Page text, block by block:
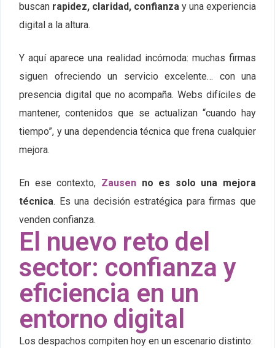
buscan rapidez, claridad, confianza y una experiencia
digital a la altura.
Y aquí aparece una realidad incómoda: muchas firmas
siguen ofreciendo un servicio excelente… con una
presencia digital que no acompaña. Webs difíciles de
mantener, contenidos que se actualizan “cuando hay
tiempo”, y una dependencia técnica que frena cualquier
mejora.
En ese contexto, Zausenno es solo una mejora
técnica. Es una decisión estratégica para firmas que
venden confianza.
El nuevo reto del
sector: confianza y
eficiencia en un
entorno digital
Los despachos compiten hoy en un escenario distinto: